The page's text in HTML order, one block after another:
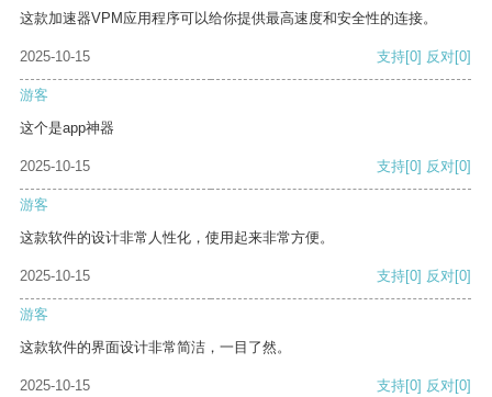
这款加速器VPM应用程序可以给你提供最高速度和安全性的连接。
2025-10-15 支持[0] 反对[0]
游客
这个是app神器
2025-10-15 支持[0] 反对[0]
游客
这款软件的设计非常人性化，使用起来非常方便。
2025-10-15 支持[0] 反对[0]
游客
这款软件的界面设计非常简洁，一目了然。
2025-10-15 支持[0] 反对[0]